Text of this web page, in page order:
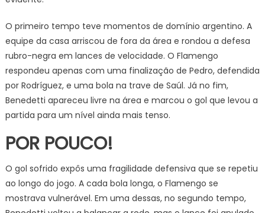
O primeiro tempo teve momentos de domínio argentino. A
equipe da casa arriscou de fora da área e rondou a defesa
rubro-negra em lances de velocidade. O Flamengo
respondeu apenas com uma finalização de Pedro, defendida
por Rodríguez, e uma bola na trave de Saúl. Já no fim,
Benedetti apareceu livre na área e marcou o gol que levou a
partida para um nível ainda mais tenso.
POR POUCO!
O gol sofrido expôs uma fragilidade defensiva que se repetiu
ao longo do jogo. A cada bola longa, o Flamengo se
mostrava vulnerável. Em uma dessas, no segundo tempo,